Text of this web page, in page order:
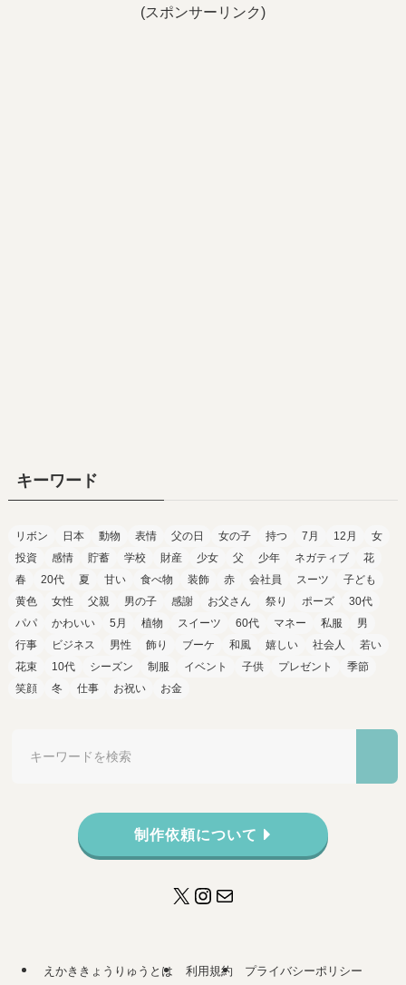
(スポンサーリンク)
キーワード
リボン 日本 動物 表情 父の日 女の子 持つ 7月 12月
女
投資
感情 貯蓄 学校 財産 少女 父 少年 ネガティブ
花
春
20代 夏 甘い 食べ物 装飾 赤 会社員 スーツ
子ども
黄色
女性 父親 男の子 感謝 お父さん 祭り ポーズ
30代
パパ
かわいい 5月 植物 スイーツ 60代 マネー 私服
男
行事
ビジネス 男性 飾り ブーケ 和風 嬉しい 社会人
若い
花束
10代 シーズン 制服 イベント 子供 プレゼント
季節
笑顔
冬 仕事 お祝い お金
制作依頼について
X Instagram
メール
えかききょうりゅうとは 利用規約 プライバシーポリシー